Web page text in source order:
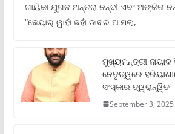
ଗାୟିକା ଯୁଗଳ ଅନ୍ତରା ନନ୍ଦୀ ଏବଂ ଅଙ୍କିତା
“କେୟାର୍ ୱାହାଁ ଜହାଁ ଡାବର ଆମଲା,
ମୁଖ୍ୟମନ୍ତ୍ରୀ ନାୟାବ
ନେତୃତ୍ୱରେ
ସଂସ୍କାର ତ୍ୱରାନ୍ୱିତ
September 3, 2025